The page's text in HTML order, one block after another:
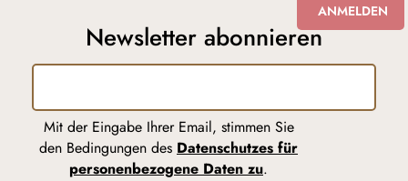
Newsletter abonnieren
Mit der Eingabe Ihrer Email, stimmen Sie
den Bedingungen des Datenschutzes für
personenbezogene Daten zu.
ANMELDEN